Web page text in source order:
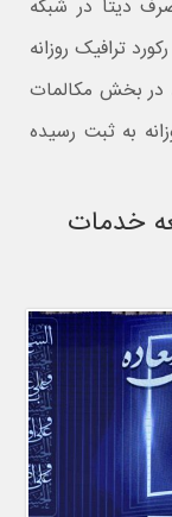
دیتا در شبکه
رسیده و رکورد ترافیک روزانه
است. در بخش مکالمات
روزانه به ثبت رسیده
خدمات